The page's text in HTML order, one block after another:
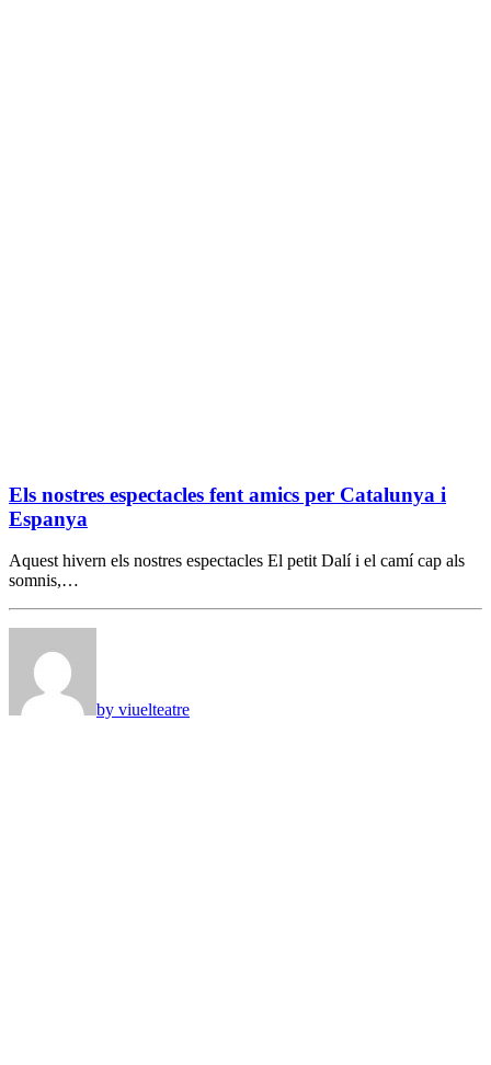
Els nostres espectacles fent amics per Catalunya i
Espanya
Aquest hivern els nostres espectacles El petit Dalí i el camí cap als
somnis,…
by viuelteatre